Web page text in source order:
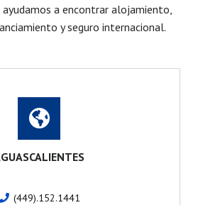
a encontrar alojamiento,
y seguro internacional.
(449).152.1441